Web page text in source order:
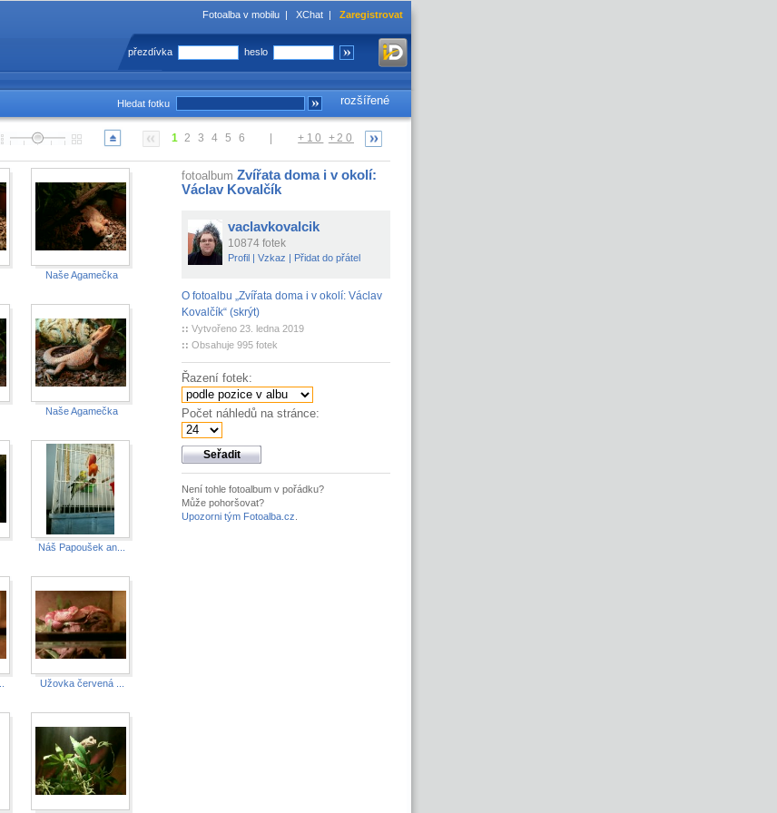
Fotoalba v mobilu | XChat | Zaregistrovat
přezdívka heslo
rozšířené
Hledat fotku
1 2 3 4 5 6 +10 +20
Naše Agamečka
Naše Agamečka
Náš Papoušek an...
Užovka červená ...
fotoalbum Zvířata doma i v okolí:
Václav Kovalčík
vaclavkovalcik
10874 fotek
Profil| Vzkaz | Přidat do přátel
O fotoalbu „Zvířata doma i v okolí: Václav
Kovalčík“ (skrýt)
:: Vytvořeno 23. ledna 2019
:: Obsahuje 995 fotek
Řazení fotek:
Počet náhledů na stránce:
Není tohle fotoalbum v pořádku?
Může pohoršovat?
Upozorni tým Fotoalba.cz